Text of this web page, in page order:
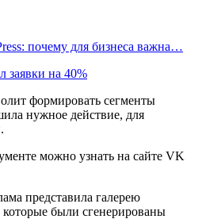
почему для бизнеса важна…
заявки на 40%
формировать сегменты
нужное действие, для
можно узнать на сайте VK
представила галерею
были сгенерированы